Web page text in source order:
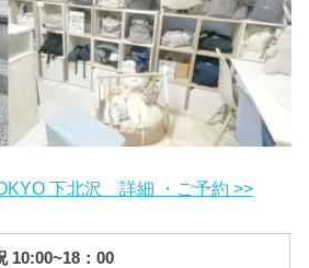
下北沢 詳細 ・ご予約 >>
10:00~18：00